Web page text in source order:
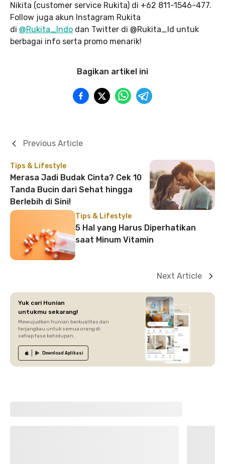
Nikita (customer service Rukita) di +62 811-1546-477.
Follow juga akun Instagram Rukita
di @Rukita_Indo dan Twitter di @Rukita_Id untuk
berbagai info serta promo menarik!
Bagikan artikel ini
Tips & Lifestyle
Merasa Jadi Budak Cinta? Cek 10
Tanda Bucin dari Sehat hingga
Berlebih di Sini!
Previous Article
Tips & Lifestyle
5 Hal yang Harus Diperhatikan
saat Minum Vitamin
Next Article
Yuk cari Hunian
untukmu sekarang!
Mewujudkan hunian berkualitas dan
terjangkau untuk semua orang di
setiap fase kehidupan.
Download Aplikasi